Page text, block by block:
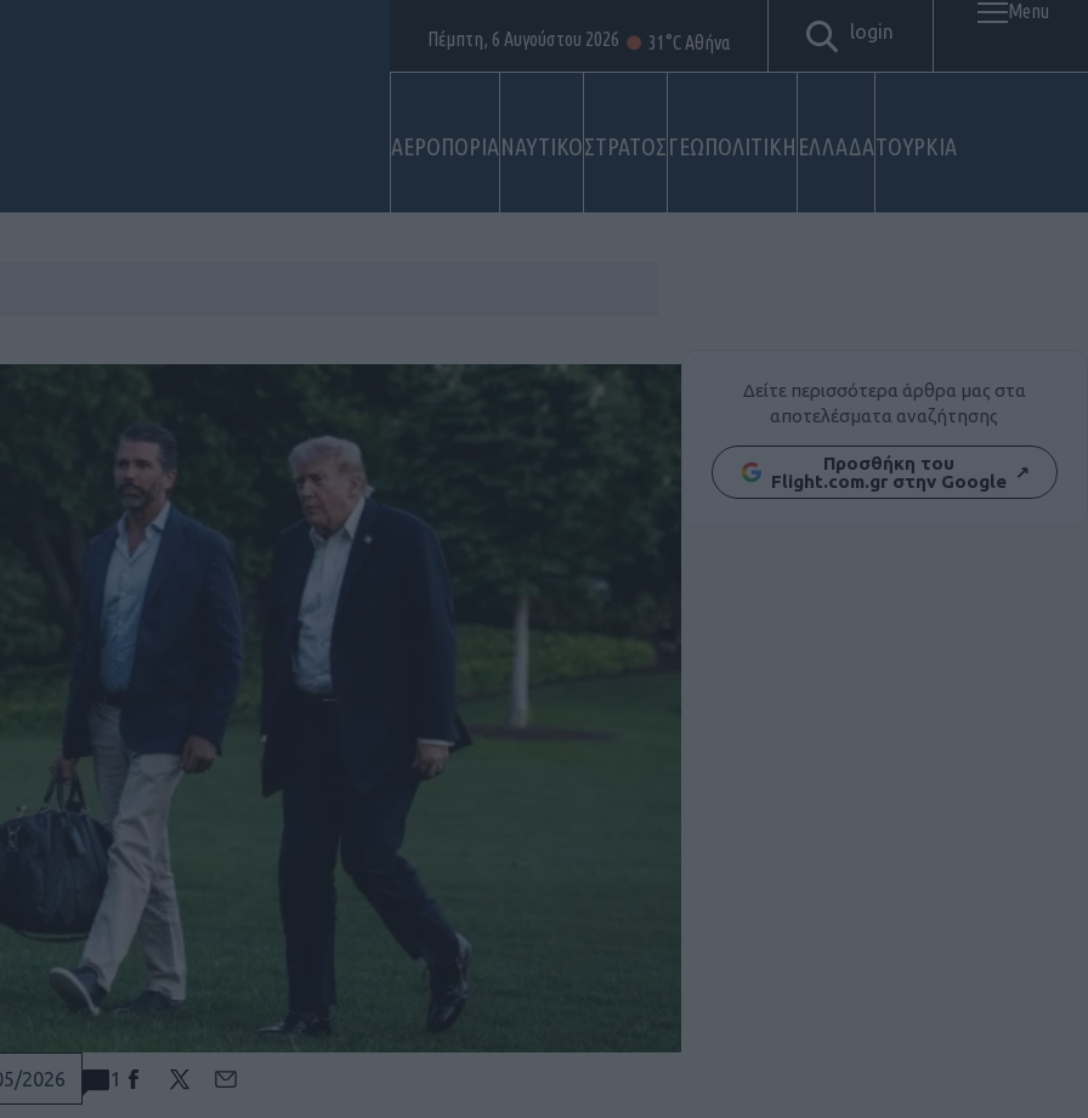
ΑΕΡΟΠΟΡΙΑΝΑΥΤΙΚΟΣΤΡΑΤΟΣΓΕΩΠΟΛΙΤΙΚΗ ΕΛΛΑΔΑΤΟΥΡΚΙΑ
Πέμπτη, 6 Αυγούστου 2026 31°C Αθήνα login
Menu
Δείτε περισσότερα άρθρα μας στα
αποτελέσματα αναζήτησης
Προσθήκη του
Flight.com.gr στην Google ↗
2026 1